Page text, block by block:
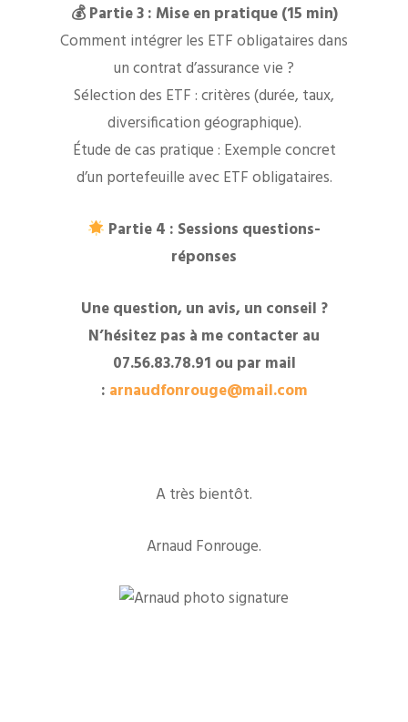
💰 Partie 3 : Mise en pratique (15 min)
Comment intégrer les ETF obligataires dans
un contrat d’assurance vie ?
Sélection des ETF : critères (durée, taux,
diversification géographique).
Étude de cas pratique : Exemple concret
d’un portefeuille avec ETF obligataires.
Partie 4 : Sessions questions-
réponses
Une question, un avis, un conseil ?
N’hésitez pas à me contacter au
07.56.83.78.91 ou par mail
: arnaudfonrouge@mail.com
A très bientôt.
Arnaud Fonrouge.